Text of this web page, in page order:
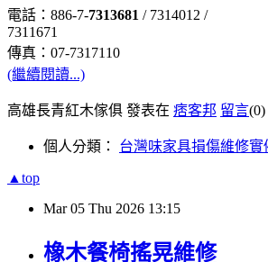
電話：886-7-7313681 / 7314012 /
7311671
傳真：07-7317110
(繼續閱讀...)
高雄長青紅木傢俱 發表在 痞客邦 留言(0)
個人分類： 台灣味家具損傷維修實
▲top
Mar 05 Thu 2026 13:15
橡木餐椅搖晃維修